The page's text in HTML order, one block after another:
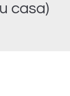
casa)